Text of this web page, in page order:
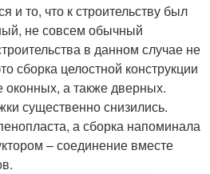
и то, что к строительству был
не совсем обычный
в данном случае не
сборка целостной конструкции
оконных, а также дверных.
существенно снизились.
а сборка напоминала
– соединение вместе